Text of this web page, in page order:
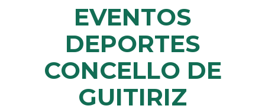
Search Site
EVENTOS
DEPORTES
CONCELLO DE
GUITIRIZ